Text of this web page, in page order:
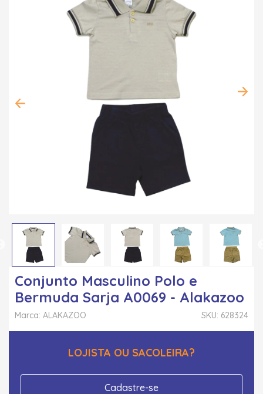
Conjunto Masculino Polo e
Bermuda Sarja A0069 - Alakazoo
SKU: 628324
Marca: ALAKAZOO
LOJISTA OU SACOLEIRA?
Cadastre-se